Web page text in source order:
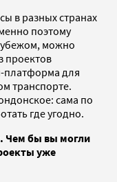
в разных странах
поэтому
можно
проектов
платформа для
транспорте.
сама по
где угодно.
Чем бы вы могли
уже